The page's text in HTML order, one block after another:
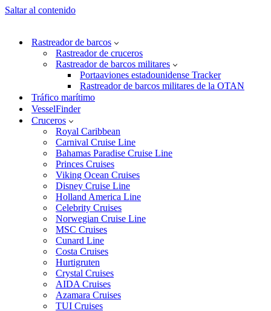
Saltar al contenido
Rastreador de barcos
Rastreador de cruceros
Rastreador de barcos militares
Portaaviones estadounidense Tracker
Rastreador de barcos militares de la OTAN
Tráfico marítimo
VesselFinder
Cruceros
Royal Caribbean
Carnival Cruise Line
Bahamas Paradise Cruise Line
Princes Cruises
Viking Ocean Cruises
Disney Cruise Line
Holland America Line
Celebrity Cruises
Norwegian Cruise Line
MSC Cruises
Cunard Line
Costa Cruises
Hurtigruten
Crystal Cruises
AIDA Cruises
Azamara Cruises
TUI Cruises